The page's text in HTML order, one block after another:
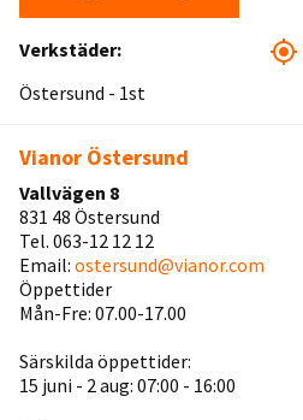
Verkstäder:
Östersund - 1st
Vianor Östersund
Vallvägen 8
831 48 Östersund
Tel. 063-12 12 12
Email: ostersund@vianor.com
Öppettider
Mån-Fre: 07.00-17.00
Särskilda öppettider:
15 juni - 2 aug: 07:00 - 16:00